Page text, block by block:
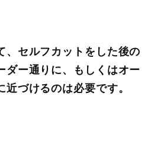
、セルフカットをした後の
ダー通りに、もしくはオー
づけるのは必要です。